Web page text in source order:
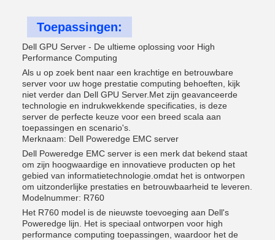
Toepassingen:
Dell GPU Server - De ultieme oplossing voor High
Performance Computing
Als u op zoek bent naar een krachtige en betrouwbare
server voor uw hoge prestatie computing behoeften, kijk
niet verder dan Dell GPU Server.Met zijn geavanceerde
technologie en indrukwekkende specificaties, is deze
server de perfecte keuze voor een breed scala aan
toepassingen en scenario's.
Merknaam: Dell Poweredge EMC server
Dell Poweredge EMC server is een merk dat bekend staat
om zijn hoogwaardige en innovatieve producten op het
gebied van informatietechnologie.omdat het is ontworpen
om uitzonderlijke prestaties en betrouwbaarheid te leveren.
Modelnummer: R760
Het R760 model is de nieuwste toevoeging aan Dell's
Poweredge lijn. Het is speciaal ontworpen voor high
performance computing toepassingen, waardoor het de